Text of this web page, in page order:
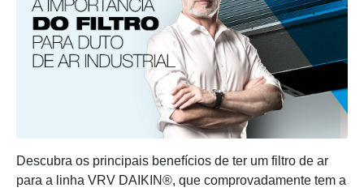
Descubra os principais benefícios de ter um filtro de ar
para a linha VRV DAIKIN®, que comprovadamente tem a